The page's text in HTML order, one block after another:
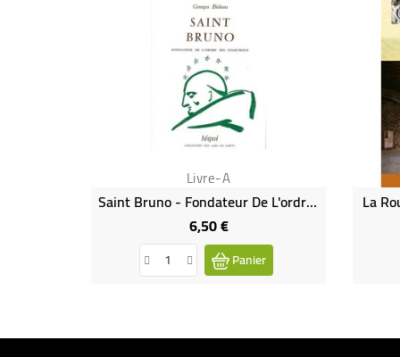
Livre-A
Saint Bruno - Fondateur De L'ordre Des Chartreux
6,50 €Prix
Panier
La